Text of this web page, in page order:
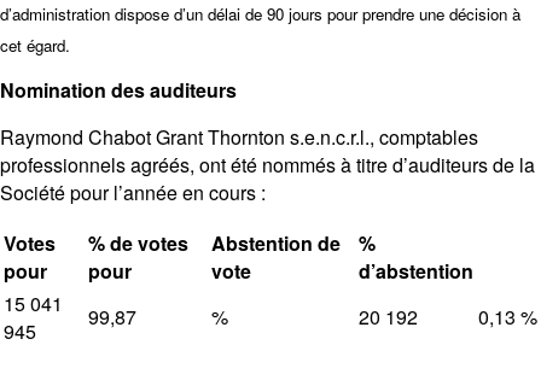
d’administration dispose d’un délai de 90 jours pour prendre une décision à
cet égard.
Nomination des auditeurs
Raymond Chabot Grant Thornton s.e.n.c.r.l., comptables
professionnels agréés, ont été nommés à titre d’auditeurs de la
Société pour l’année en cours :
Votes
pour
% de votes
pour
Abstention de
vote
%
d’abstention
15 041
945
99,87 % 20 192 0,13 %